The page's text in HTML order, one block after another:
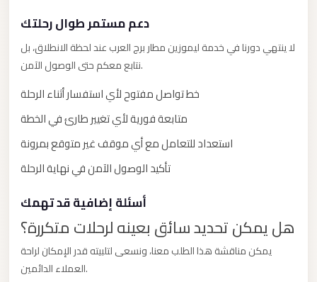
دعم مستمر طوال رحلتك
لا ينتهي دورنا في خدمة ليموزين مطار برج العرب عند لحظة الانطلاق، بل
نتابع معكم حتى الوصول الآمن.
خط تواصل مفتوح لأي استفسار أثناء الرحلة
متابعة فورية لأي تغيير طارئ في الخطة
استعداد للتعامل مع أي موقف غير متوقع بمرونة
تأكيد الوصول الآمن في نهاية الرحلة
أسئلة إضافية قد تهمك
هل يمكن تحديد سائق بعينه لرحلات متكررة؟
يمكن مناقشة هذا الطلب معنا، ونسعى لتلبيته قدر الإمكان لراحة
العملاء الدائمين.
North
Coast
Limousine
New
Capital
Taxi
New
Cairo
Transfer
from
Cairo
Airport